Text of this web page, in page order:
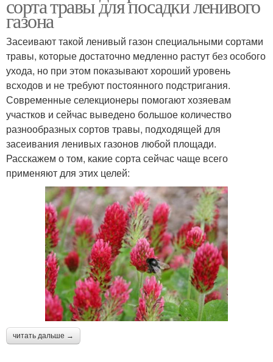
сорта травы для посадки ленивого
газона
Засеивают такой ленивый газон специальными сортами
травы, которые достаточно медленно растут без особого
ухода, но при этом показывают хороший уровень
всходов и не требуют постоянного подстригания.
Современные селекционеры помогают хозяевам
участков и сейчас выведено большое количество
разнообразных сортов травы, подходящей для
засеивания ленивых газонов любой площади.
Расскажем о том, какие сорта сейчас чаще всего
применяют для этих целей:
читать дальше →